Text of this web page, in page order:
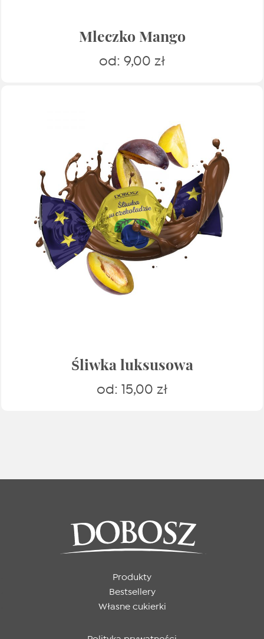
Mleczko Mango
od: 9,00 zł
Śliwka luksusowa
od: 15,00 zł
Produkty
Bestsellery
Własne cukierki